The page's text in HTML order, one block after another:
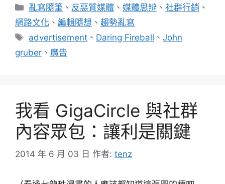
分
類
亂寫隨筆 、 反惡質媒體 、媒體思辨 、社群行銷 、
網路文化 、 編輯隨想 、 趨勢亂寫
標
籤
advertisement 、 Daring Fireball 、John
gruber 、 廣告
我看 GigaCircle 與社群
內容眾包：讓利是關鍵
2014 年 6 月 03 日 作者: tenz